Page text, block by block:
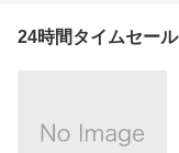
24時間タイムセール